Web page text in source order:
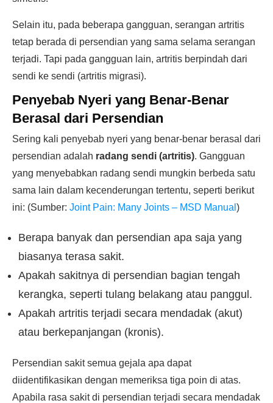
Selain itu, pada beberapa gangguan, serangan artritis
tetap berada di persendian yang sama selama serangan
terjadi. Tapi pada gangguan lain, artritis berpindah dari
sendi ke sendi (artritis migrasi).
Penyebab Nyeri yang Benar-Benar
Berasal dari Persendian
Sering kali penyebab nyeri yang benar-benar berasal dari
persendian adalah radang sendi (artritis). Gangguan
yang menyebabkan radang sendi mungkin berbeda satu
sama lain dalam kecenderungan tertentu, seperti berikut
ini: (Sumber: Joint Pain: Many Joints – MSD Manual )
Berapa banyak dan persendian apa saja yang
biasanya terasa sakit.
Apakah sakitnya di persendian bagian tengah
kerangka, seperti tulang belakang atau panggul.
Apakah artritis terjadi secara mendadak (akut)
atau berkepanjangan (kronis).
Persendian sakit semua gejala apa dapat
diidentifikasikan dengan memeriksa tiga poin di atas.
Apabila rasa sakit di persendian terjadi secara mendadak